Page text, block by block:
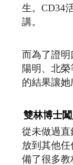
生。CD34
講。
而為了證明
陽明、北
的結果讓
雙林博士
從未做過直
放到其他
備了很多教